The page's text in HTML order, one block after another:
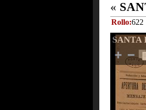
«
Rollo:622
SANTA